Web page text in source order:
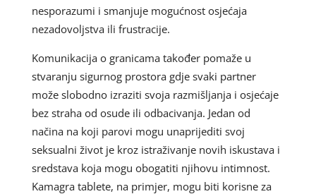
nesporazumi i smanjuje mogućnost osjećaja
nezadovoljstva ili frustracije.
Komunikacija o granicama također pomaže u
stvaranju sigurnog prostora gdje svaki partner
može slobodno izraziti svoja razmišljanja i osjećaje
bez straha od osude ili odbacivanja. Jedan od
načina na koji parovi mogu unaprijediti svoj
seksualni život je kroz istraživanje novih iskustava i
sredstava koja mogu obogatiti njihovu intimnost.
Kamagra tablete, na primjer, mogu biti korisne za